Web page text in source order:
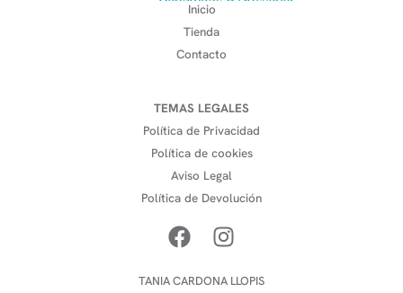
Inicio
Tienda
Contacto
TEMAS LEGALES
Política de Privacidad
Política de cookies
Aviso Legal
Política de Devolución
TANIA CARDONA LLOPIS